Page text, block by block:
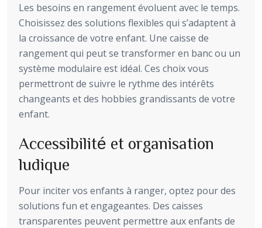
Les besoins en rangement évoluent avec le temps.
Choisissez des solutions flexibles qui s’adaptent à
la croissance de votre enfant. Une caisse de
rangement qui peut se transformer en banc ou un
système modulaire est idéal. Ces choix vous
permettront de suivre le rythme des intérêts
changeants et des hobbies grandissants de votre
enfant.
Accessibilité et organisation
ludique
Pour inciter vos enfants à ranger, optez pour des
solutions fun et engageantes. Des caisses
transparentes peuvent permettre aux enfants de